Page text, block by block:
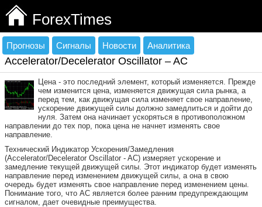
ForexTimes
Прогнозы Сигналы Новости Аналитика
Accelerator/Decelerator Oscillator – AC
Цена - это последний элемент, который изменяется. Прежде
чем изменится цена, изменяется движущая сила рынка, а
перед тем, как движущая сила изменяет свое направление,
ускорение движущей силы должно замедлиться и дойти до
нуля. Затем она начинает ускоряться в противоположном
направлении до тех пор, пока цена не начнет изменять свое
направление.
Технический Индикатор Ускорения/Замедления
(Accelerator/Decelerator Oscillator - AC) измеряет ускорение и
замедление текущей движущей cилы. Этот индикатор будет изменять
направление перед изменением движущей силы, а она в свою
очередь будет изменять свое направление перед изменением цены.
Понимание того, что АС является более ранним предупреждающим
сигналом, дает очевидные преимущества.